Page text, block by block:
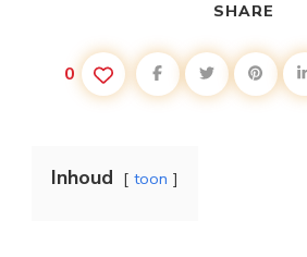
SHARE
0
Inhoud toon